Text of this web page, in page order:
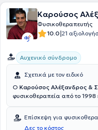
Καρούσος
Φυσικοθεραπευτής
10.0|21
Αυχενικό σύνδρομο
Σχετικά με τον ειδικό
Ο Καρούσος Αλέξανδρος &
φυσικοθεραπεία από το 1998
τον ΕΟΠΥΥ). Οι πολυετείς
συνδυασμό με τις
Επίσκεψη για
Δες το κόστος